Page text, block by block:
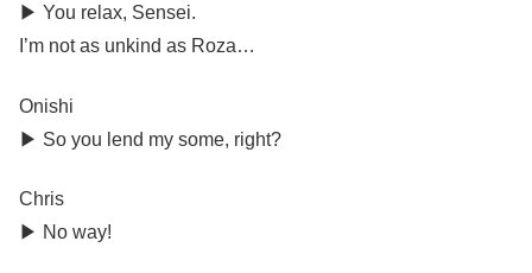
▶︎ You relax, Sensei.
I’m not as unkind as Roza…
Onishi
▶︎ So you lend my some, right?
Chris
▶︎ No way!